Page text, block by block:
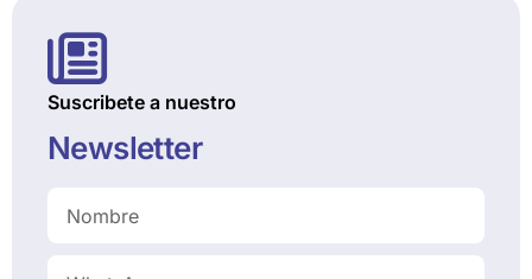
Suscribete a nuestro
Newsletter